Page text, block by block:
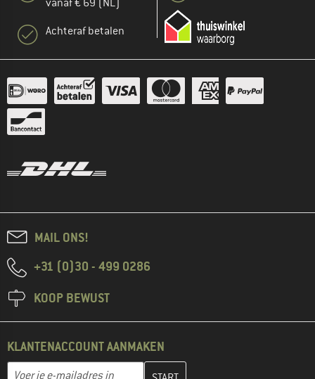
vanaf € 69 (NL)
Achteraf betalen
MAIL ONS!
+31 (0)30 - 499 0286
KOOP BEWUST
KLANTENACCOUNT AANMAKEN
E-mailadres
Vul je e-mailadres hier in en maak in de volgende stap je